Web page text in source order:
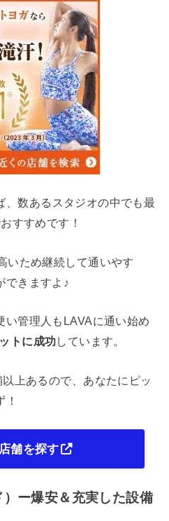
、数あるスタジオの中でも最
すすめです！
いため継続して通いやす
できますよ♪
い管理人もLAVAに通い始め
トに成功しています。
上あるので、あなたにピッ
舗を探す
ー爆安＆充実した設備